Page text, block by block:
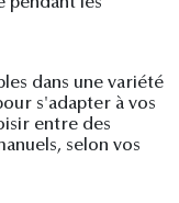
pendant les
dans une variété
s'adapter à vos
entre des
selon vos